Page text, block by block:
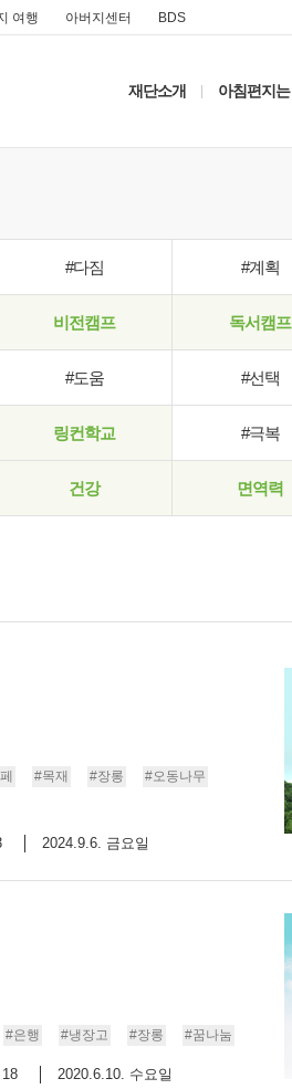
여행 아버지센터 BDS
재단소개 아침편지는
#다짐 #계획
비전캠프 독서캠프
#도움 #선택
링컨학교 #극복
건강 면역력
#목재 #장롱
#오동나무
2024.9.6. 금요일
#은행 #냉장고 #장롱 #꿈나눔
18 2020.6.10. 수요일